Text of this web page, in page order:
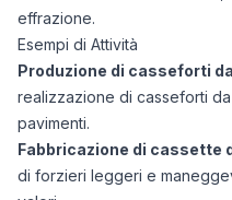
effrazione.
Esempi di Attività
Produzione di casseforti
realizzazione di casseforti
pavimenti.
Fabbricazione di cassette
di forzieri leggeri e